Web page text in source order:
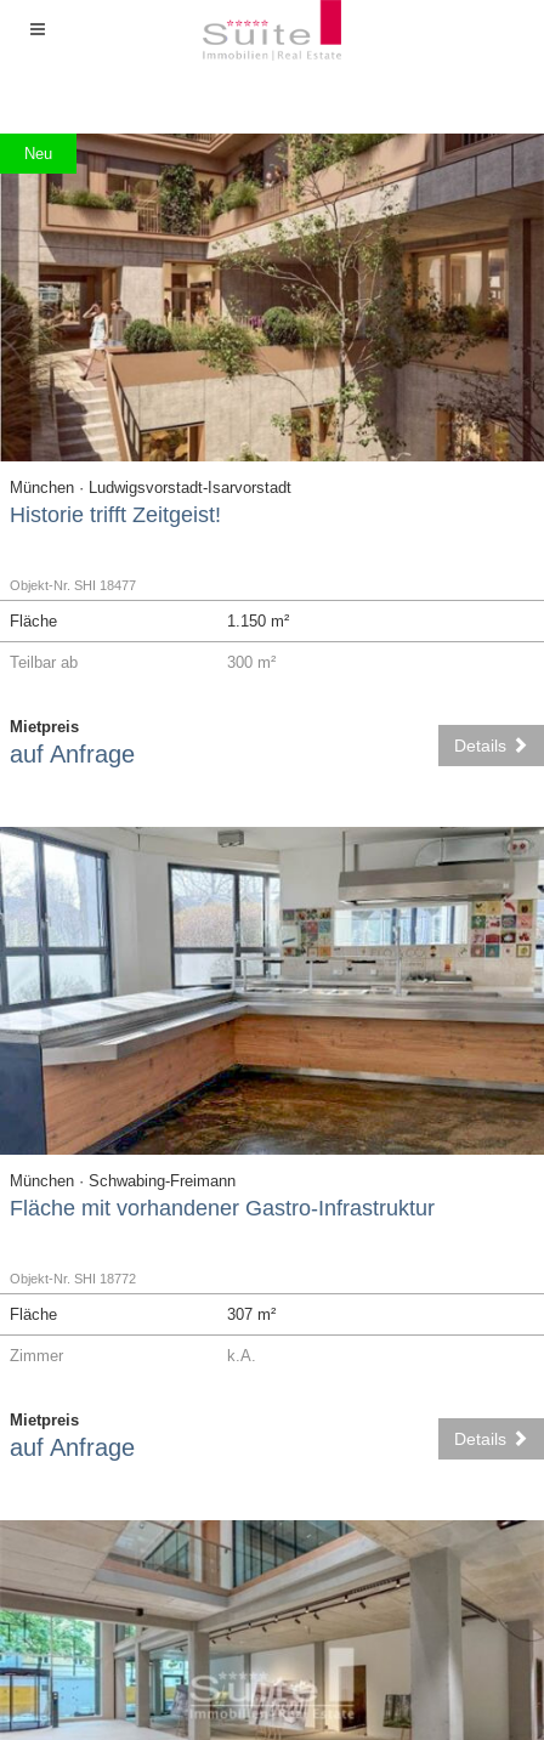
Neu
München · Ludwigsvorstadt-Isarvorstadt
Historie trifft Zeitgeist!
Objekt-Nr. SHI 18477
Fläche 1.150 m²
Teilbar ab 300 m²
Mietpreis
auf Anfrage Details
München · Schwabing-Freimann
Fläche mit vorhandener Gastro-Infrastruktur
Objekt-Nr. SHI 18772
Fläche 307 m²
Zimmer k.A.
Mietpreis
auf Anfrage Details